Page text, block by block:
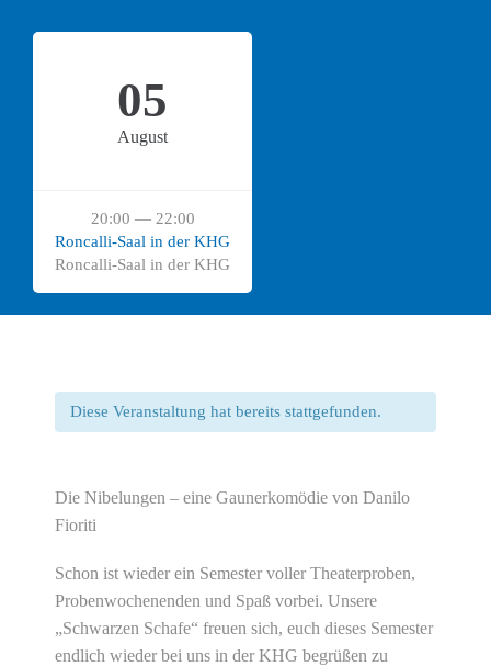
05
August
20:00 — 22:00
Roncalli-Saal in der KHG
Roncalli-Saal in der KHG
Diese Veranstaltung hat bereits stattgefunden.
Die Nibelungen – eine Gaunerkomödie von Danilo
Fioriti
Schon ist wieder ein Semester voller Theaterproben,
Probenwochenenden und Spaß vorbei. Unsere
„Schwarzen Schafe“ freuen sich, euch dieses Semester
endlich wieder bei uns in der KHG begrüßen zu